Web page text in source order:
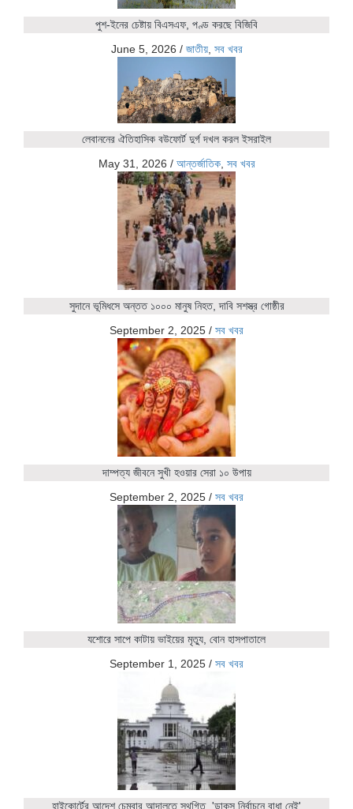
পুশ-ইনের চেষ্টায় বিএসএফ, পণ্ড করছে বিজিবি
June 5, 2026 / জাতীয়, সব খবর
লেবাননের ঐতিহাসিক বউফোর্ট দুর্গ দখল করল ইসরাইল
May 31, 2026 / আন্তর্জাতিক, সব খবর
সুদানে ভূমিধসে অন্তত ১০০০ মানুষ নিহত, দাবি সশস্ত্র গোষ্ঠীর
September 2, 2025 / সব খবর
দাম্পত্য জীবনে সুখী হওয়ার সেরা ১০ উপায়
September 2, 2025 / সব খবর
যশোরে সাপে কাটায় ভাইয়ের মৃত্যু, বোন হাসপাতালে
September 1, 2025 / সব খবর
হাইকোর্টের আদেশ চেম্বার আদালতে স্থগিত, 'ডাকসু নির্বাচনে বাধা নেই'